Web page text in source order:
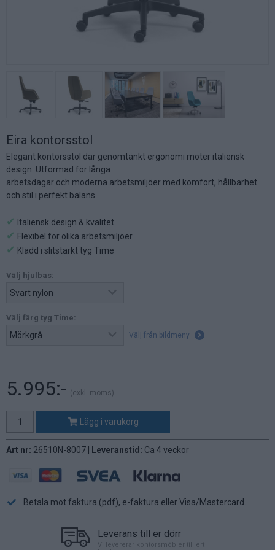
Eira kontorsstol
Elegant kontorsstol där genomtänkt ergonomi möter italiensk
design. Utformad för långa
arbetsdagar och moderna arbetsmiljöer med komfort, hållbarhet
och stil i perfekt balans.
✔ Italiensk design & kvalitet
✔ Flexibel för olika arbetsmiljöer
✔ Klädd i slitstarkt tyg Time
Välj hjulbas:
Välj färg tyg Time:
Välj från bildmeny
5.995:- (exkl. moms)
Lägg i varukorg
Art nr: 26510N-8007 | Leveranstid: Ca 4 veckor
Betala mot faktura (pdf), e-faktura eller Visa/Mastercard.
Leverans till er dörr
Vi levererar kontorsmöbler till ert